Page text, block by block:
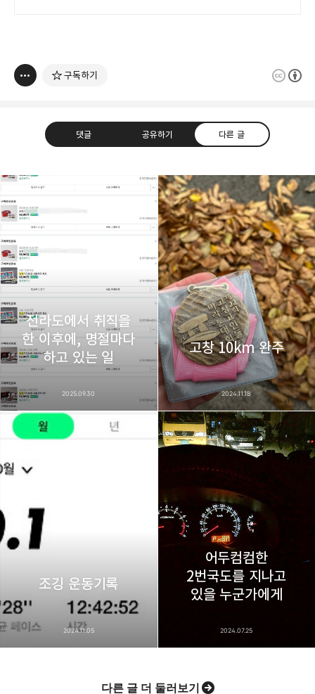
구독하기
댓글 공유하기 다른 글
thebravepost.com
bravesjb@gmail.com, South Korea, Since 2004
구독하기
구독하기 라인 트위터
카카오스토리 밴드 네이버 블로그
전라도에서 취직을
한 이후에, 명절마다
하고 있는 일
2025.09.30
고창 10km 완주
2024.11.18
조깅 운동기록
2024.11.05
어두컴컴한
2번국도를 지나고
있을 누군가에게
2024.07.25
다른 글 더 둘러보기